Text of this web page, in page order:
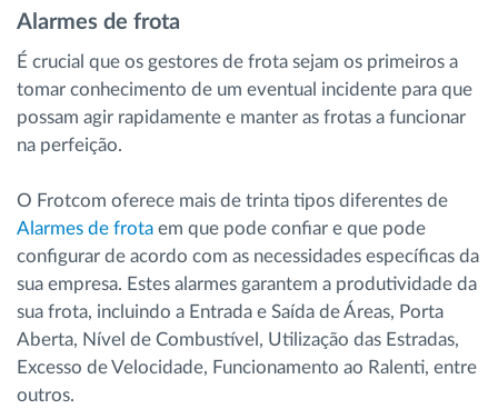
Alarmes de frota
É crucial que os gestores de frota sejam os primeiros a
tomar conhecimento de um eventual incidente para que
possam agir rapidamente e manter as frotas a funcionar
na perfeição.
O Frotcom oferece mais de trinta tipos diferentes de
Alarmes de frota em que pode confiar e que pode
configurar de acordo com as necessidades específicas da
sua empresa. Estes alarmes garantem a produtividade da
sua frota, incluindo a Entrada e Saída de Áreas, Porta
Aberta, Nível de Combustível, Utilização das Estradas,
Excesso de Velocidade, Funcionamento ao Ralenti, entre
outros.